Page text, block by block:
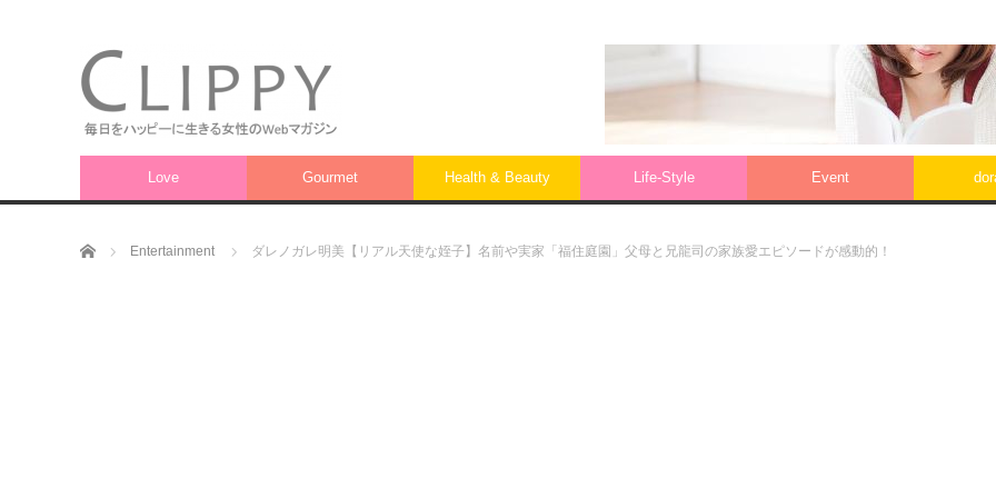
Love Gourmet Health & Beauty Life‐Style Event
ホーム Entertainment ダレノガレ明美【リアル天使な姪子】名前や実家「福住庭園」父母と兄龍司の家族愛エピソードが感動的！